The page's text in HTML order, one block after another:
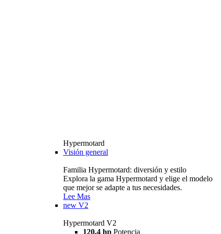
Hypermotard
Visión general
Familia Hypermotard: diversión y estilo
Explora la gama Hypermotard y elige el modelo
que mejor se adapte a tus necesidades.
Lee Mas
new V2
Hypermotard V2
120,4 hp Potencia